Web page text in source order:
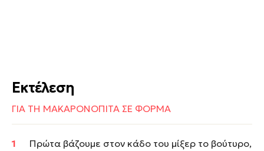
Εκτέλεση
ΓΙΑ ΤΗ ΜΑΚΑΡΟΝΟΠΙΤΑ ΣΕ ΦΟΡΜΑ
Πρώτα βάζουμε στον κάδο του μίξερ το βούτυρο,